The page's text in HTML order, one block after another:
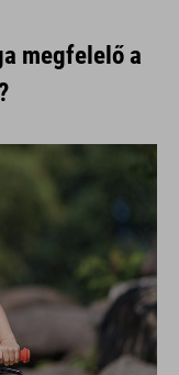
megfelelő a